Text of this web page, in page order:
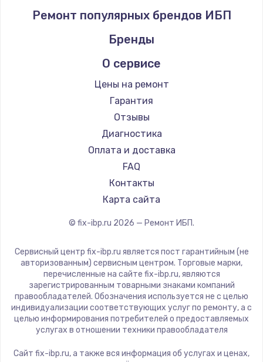
Ремонт популярных брендов ИБП
Бренды
О сервисе
Цены на ремонт
Гарантия
Отзывы
Диагностика
Оплата и доставка
FAQ
Контакты
Карта сайта
© fix-ibp.ru 2026 — Ремонт ИБП.
Сервисный центр fix-ibp.ru является пост гарантийным (не
авторизованным) сервисным центром. Торговые марки,
перечисленные на сайте fix-ibp.ru, являются
зарегистрированным товарными знаками компаний
правообладателей. Обозначения используется не с целью
индивидуализации соответствующих услуг по ремонту, а с
целью информирования потребителей о предоставляемых
услугах в отношении техники правообладателя
Сайт fix-ibp.ru, а также вся информация об услугах и ценах,